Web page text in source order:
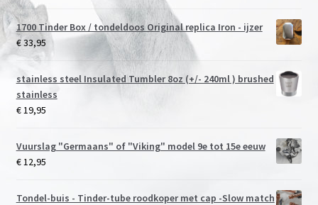
1700 Tinder Box / tondeldoos Original replica Iron - ijzer
€33,95
stainless steel Insulated Tumbler 8oz (+/- 240ml ) brushed
stainless
€19,95
Vuurslag "Germaans" of "Viking" model 9e tot 15e eeuw
€12,95
Tondel-buis - Tinder-tube roodkoper met cap -Slow match